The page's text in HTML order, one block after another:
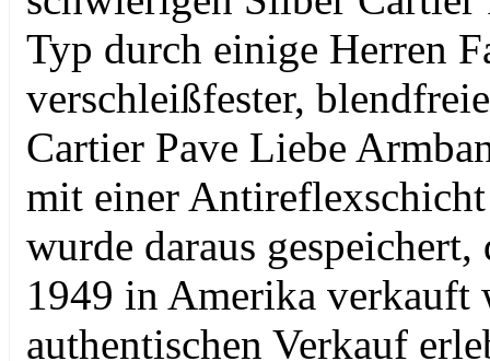
Typ durch einige Herren
verschleißfester,
Cartier Pave Liebe
mit einer
wurde daraus
1949 in Amerika verkauft
authentischen Verkauf